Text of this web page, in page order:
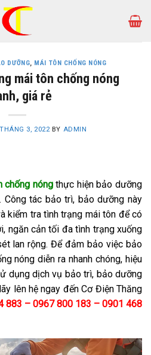
DƯỠNG, MÁI TÔN CHỐNG NÓNG
mái tôn chống nóng
giá rẻ
3, 2022 BY ADMIN
chống nóngthực hiện bảo dưỡng
tác bảo trì, bảo dưỡng này
kiểm tra tình trạng mái tôn để có
ngăn cản tối đa tình trạng xuống
lan rộng. Để đảm bảo việc bảo
nóng diễn ra nhanh chóng, hiệu
dụng dịch vụ bảo trì, bảo dưỡng
lên hệ ngay đến Cơ Điện Thăng
883 – 0967 800 183 – 0901 468